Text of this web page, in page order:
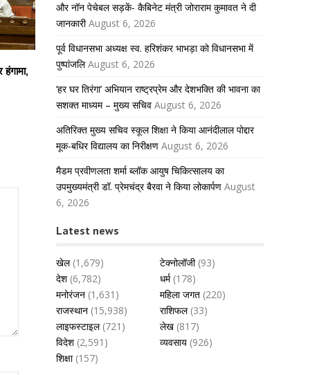
और नॉन पेचेबल सड़कें- कैबिनेट मंत्री जोराराम कुमावत ने दी
जानकारी August 6, 2026
पूर्व विधानसभा अध्यक्ष स्व. हरिशंकर भाभड़ा को विधानसभा में
पुष्पांजलि August 6, 2026
‘हर घर तिरंगा’ अभियान राष्ट्रप्रेम और देशभक्ति की भावना का
सशक्त माध्यम – मुख्य सचिव August 6, 2026
अतिरिक्त मुख्य सचिव स्कूल शिक्षा ने किया आनंदीलाल पोद्दार
मूक-बधिर विद्यालय का निरीक्षण August 6, 2026
मैडम प्रवीणलता शर्मा ब्लॉक आयुष चिकित्सालय का
उपमुख्यमंत्री डॉ. प्रेमचंद्र बैरवा ने किया लोकार्पण August
6, 2026
Latest news
खेल(1,679) टेक्नोलॉजी(93)
देश(6,782) धर्म(178)
मनोरंजन (1,631) महिला जगत (220)
राजस्थान (15,938) राशिफल(33)
लाइफस्टाइल(721) लेख (817)
विदेश(2,591) व्यवसाय (926)
शिक्षा(157)